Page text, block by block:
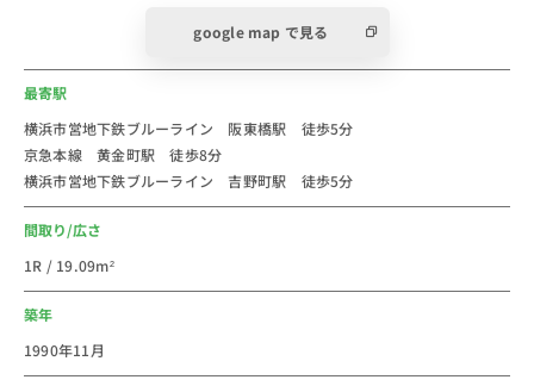
ュ」などのスーパー、南区役所といった普段の生活に便
利な施設が集まっています。
法人のご利用は社宅・寮からの切替で経費削減が出来る
かもしれません。
新人研修や出張にもご利用しやすいエリアです。
個人での初めての社会人の一人暮らしなどに、家具家電
付き短期賃貸マンションの格安ウィークリー・マンスリ
ーマンションとしてご利用ください。
google map で見る
最寄駅
横浜市営地下鉄ブルーライン 阪東橋駅 徒歩5分
京急本線 黄金町駅 徒歩8分
横浜市営地下鉄ブルーライン 吉野町駅 徒歩5分
間取り/広さ
1R / 19.09m²
築年
1990年11月